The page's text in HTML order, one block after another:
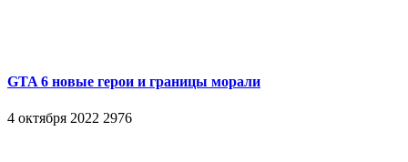
GTA 6 новые герои и границы морали
4 октября 2022 2976